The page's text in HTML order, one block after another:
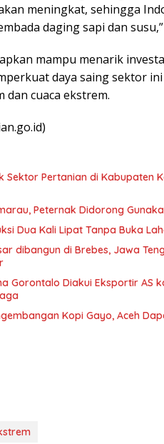
meningkat, sehingga
daging sapi dan
mampu menarik
daya saing sektor
cuaca ekstrem.
Sektor Pertanian di Kabupaten
Peternak Didorong
Dua Kali Lipat Tanpa Buka
dibangun di Brebes, Jawa
Gorontalo Diakui Eksportir AS
Kopi Gayo, Aceh